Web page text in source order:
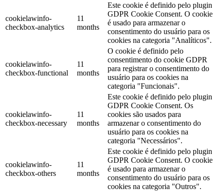
cookielawinfo-
checkbox-analytics
11
months
Este cookie é definido pelo plugin
GDPR Cookie Consent. O cookie
é usado para armazenar o
consentimento do usuário para os
cookies na categoria "Analíticos".
cookielawinfo-
checkbox-functional
11
months
O cookie é definido pelo
consentimento do cookie GDPR
para registrar o consentimento do
usuário para os cookies na
categoria "Funcionais".
cookielawinfo-
checkbox-necessary
11
months
Este cookie é definido pelo plugin
GDPR Cookie Consent. Os
cookies são usados ​​para
armazenar o consentimento do
usuário para os cookies na
categoria "Necessários".
cookielawinfo-
checkbox-others
11
months
Este cookie é definido pelo plugin
GDPR Cookie Consent. O cookie
é usado para armazenar o
consentimento do usuário para os
cookies na categoria "Outros".